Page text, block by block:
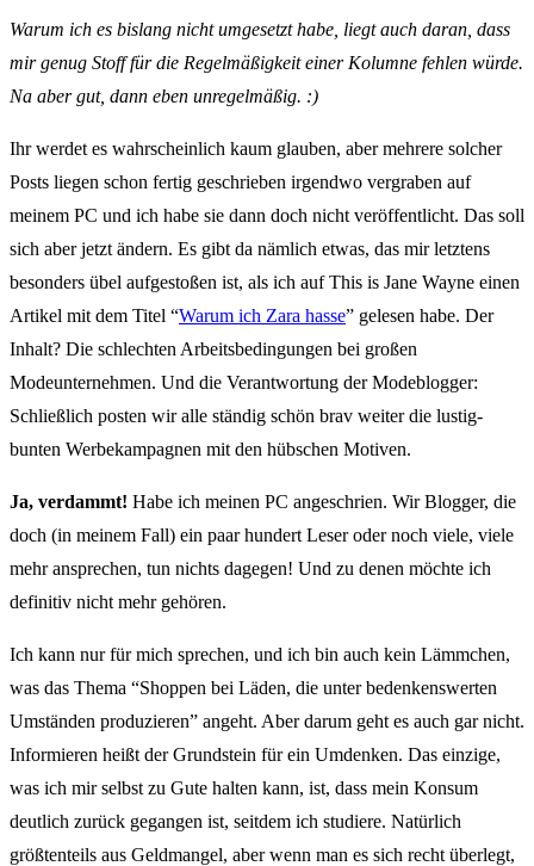
Warum ich es bislang nicht umgesetzt habe, liegt auch daran, dass
mir genug Stoff für die Regelmäßigkeit einer Kolumne fehlen würde.
Na aber gut, dann eben unregelmäßig. :)
Ihr werdet es wahrscheinlich kaum glauben, aber mehrere solcher
Posts liegen schon fertig geschrieben irgendwo vergraben auf
meinem PC und ich habe sie dann doch nicht veröffentlicht. Das soll
sich aber jetzt ändern. Es gibt da nämlich etwas, das mir letztens
besonders übel aufgestoßen ist, als ich auf This is Jane Wayne einen
Artikel mit dem Titel “Warum ich Zara hasse” gelesen habe. Der
Inhalt? Die schlechten Arbeitsbedingungen bei großen
Modeunternehmen. Und die Verantwortung der Modeblogger:
Schließlich posten wir alle ständig schön brav weiter die lustig-
bunten Werbekampagnen mit den hübschen Motiven.
Ja, verdammt! Habe ich meinen PC angeschrien. Wir Blogger, die
doch (in meinem Fall) ein paar hundert Leser oder noch viele, viele
mehr ansprechen, tun nichts dagegen! Und zu denen möchte ich
definitiv nicht mehr gehören.
Ich kann nur für mich sprechen, und ich bin auch kein Lämmchen,
was das Thema “Shoppen bei Läden, die unter bedenkenswerten
Umständen produzieren” angeht. Aber darum geht es auch gar nicht.
Informieren heißt der Grundstein für ein Umdenken. Das einzige,
was ich mir selbst zu Gute halten kann, ist, dass mein Konsum
deutlich zurück gegangen ist, seitdem ich studiere. Natürlich
größtenteils aus Geldmangel, aber wenn man es sich recht überlegt,